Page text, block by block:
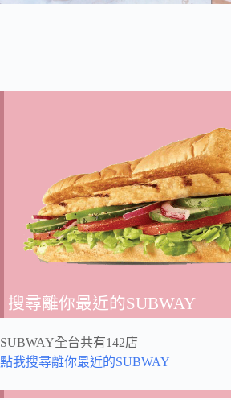
搜尋離你最近的SUBWAY
SUBWAY全台共有142店
點我搜尋離你最近的SUBWAY